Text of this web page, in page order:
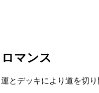
マンス
デッキにより道を切り